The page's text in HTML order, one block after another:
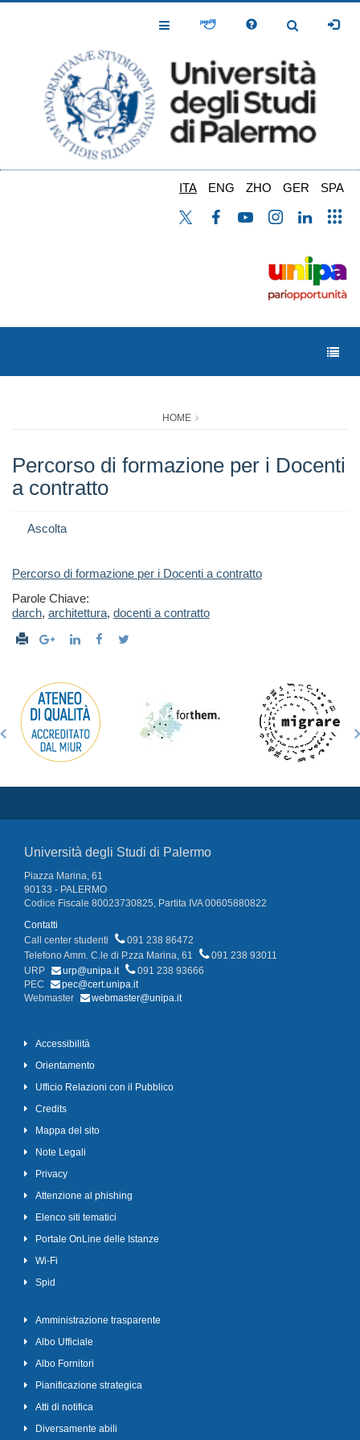
Toggle
Toggle
ITA ENG ZHO GER SPA
HOME
Percorso di formazione per i Docenti
a contratto
Ascolta
Percorso di formazione per i Docenti a contratto
Parole Chiave:
darch, architettura, docenti a contratto
Università degli Studi di Palermo
Piazza Marina, 61
90133 - PALERMO
Codice Fiscale 80023730825, Partita IVA 00605880822
Contatti
Call center studenti
091 238 86472
Telefono Amm. C.le di P.zza Marina, 61
091 238 93011
URP
urp@unipa.it
091 238 93666
PEC
pec@cert.unipa.it
Webmaster
webmaster@unipa.it
Accessibilità
Orientamento
Ufficio Relazioni con il Pubblico
Credits
Mappa del sito
Note Legali
Privacy
Attenzione al phishing
Elenco siti tematici
Portale OnLine delle Istanze
Wi-Fi
Spid
Amministrazione trasparente
Albo Ufficiale
Albo Fornitori
Pianificazione strategica
Atti di notifica
Diversamente abili